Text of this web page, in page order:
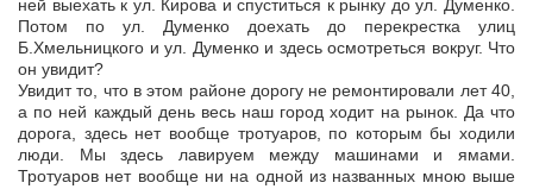
ней выехать к ул. Кирова и спуститься к рынку до ул. Думенко.
Потом по ул. Думенко доехать до перекрестка улиц
Б.Хмельницкого и ул. Думенко и здесь осмотреться вокруг. Что
он увидит?
Увидит то, что в этом районе дорогу не ремонтировали лет 40,
а по ней каждый день весь наш город ходит на рынок. Да что
дорога, здесь нет вообще тротуаров, по которым бы ходили
люди. Мы здесь лавируем между машинами и ямами.
Тротуаров нет вообще ни на одной из названных мною выше